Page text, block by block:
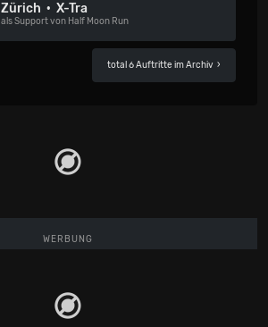
Zürich · X-Tra
als Support von Half Moon Run
total 6 Auftritte im Archiv ›
WERBUNG